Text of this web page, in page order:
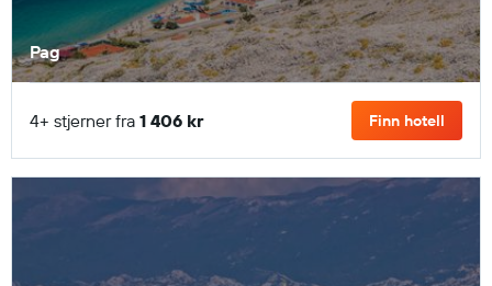
Pag
4+ stjerner fra 1 406 kr Finn hotell